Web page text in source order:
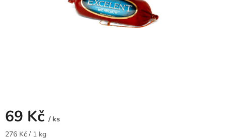
69 Kč / ks
Měrná
276 Kč / 1 kg